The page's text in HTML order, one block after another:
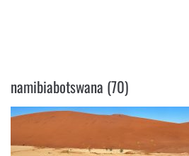
namibiabotswana (70)